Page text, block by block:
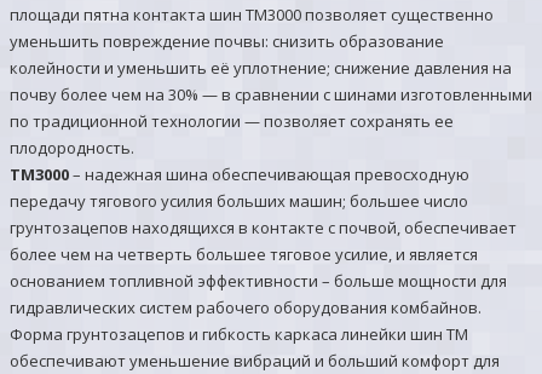
площади пятна контакта шин TM3000 позволяет существенно
уменьшить повреждение почвы: снизить образование
колейности и уменьшить её уплотнение; снижение давления на
почву более чем на 30% — в сравнении с шинами изготовленными
по традиционной технологии — позволяет сохранять ее
плодородность.
TM3000– надежная шина обеспечивающая превосходную
передачу тягового усилия больших машин; большее число
грунтозацепов находящихся в контакте с почвой, обеспечивает
более чем на четверть большее тяговое усилие, и является
основанием топливной эффективности – больше мощности для
гидравлических систем рабочего оборудования комбайнов.
Форма грунтозацепов и гибкость каркаса линейки шин TM
обеспечивают уменьшение вибраций и больший комфорт для